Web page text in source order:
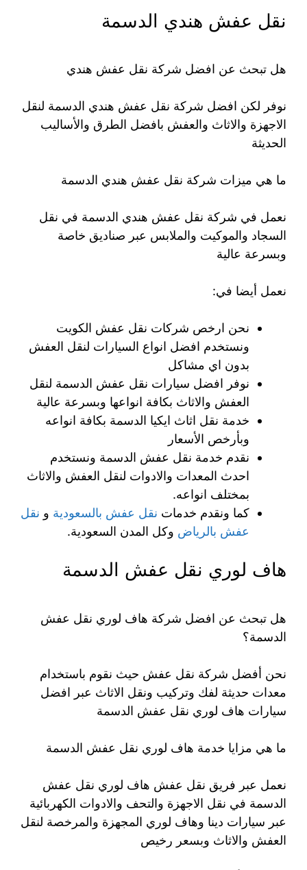
نقل عفش هندي الدسمة
هل تبحث عن افضل شركة نقل عفش هندي
نوفر لكن افضل شركة نقل عفش هندي الدسمة لنقل
الاجهزة والاثاث والعفش بافضل الطرق والأساليب
الحديثة
ما هي ميزات شركة نقل عفش هندي الدسمة
نعمل في شركة نقل عفش هندي الدسمة في نقل
السجاد والموكيت والملابس عبر صناديق خاصة
وبسرعة عالية
نعمل أيضا في:
نحن ارخص شركات نقل عفش الكويت
ونستخدم افضل انواع السيارات لنقل العفش
بدون اي مشاكل
نوفر افضل سيارات نقل عفش الدسمة لنقل
العفش والاثاث بكافة انواعها وبسرعة عالية
خدمة نقل اثاث ايكيا الدسمة بكافة انواعه
وبأرخص الأسعار
نقدم خدمة نقل عفش الدسمة ونستخدم
احدث المعدات والادوات لنقل العفش والاثاث
بمختلف انواعه.
كما ونقدم خدمات نقل عفش بالسعودية و نقل
عفش بالرياض وكل المدن السعودية.
هاف لوري نقل عفش الدسمة
هل تبحث عن افضل شركة هاف لوري نقل عفش
الدسمة؟
نحن أفضل شركة نقل عفش حيث نقوم باستخدام
معدات حديثة لفك وتركيب ونقل الاثاث عبر افضل
سيارات هاف لوري نقل عفش الدسمة
ما هي مزايا خدمة هاف لوري نقل عفش الدسمة
نعمل عبر فريق نقل عفش هاف لوري نقل عفش
الدسمة في نقل الاجهزة والتحف والادوات الكهربائية
عبر سيارات دينا وهاف لوري المجهزة والمرخصة لنقل
العفش والاثاث وبسعر رخيص